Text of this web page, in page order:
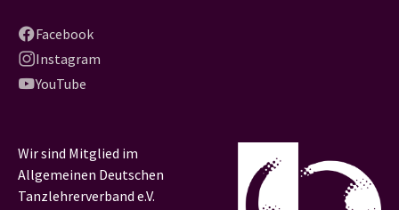
Facebook
Instagram
YouTube
Wir sind Mitglied im
Allgemeinen Deutschen
Tanzlehrerverband e.V.